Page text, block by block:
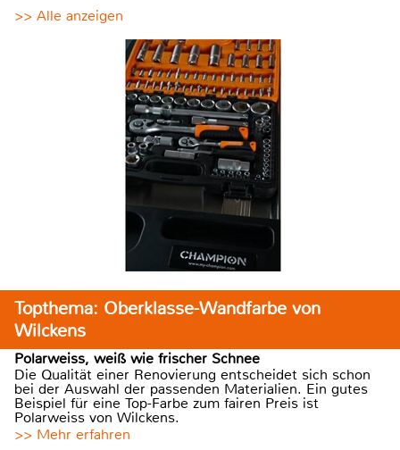
>> Alle anzeigen
Topthema: Oberklasse-Wandfarbe von
Wilckens
Polarweiss, weiß wie frischer Schnee
Die Qualität einer Renovierung entscheidet sich schon
bei der Auswahl der passenden Materialien. Ein gutes
Beispiel für eine Top-Farbe zum fairen Preis ist
Polarweiss von Wilckens.
>> Mehr erfahren